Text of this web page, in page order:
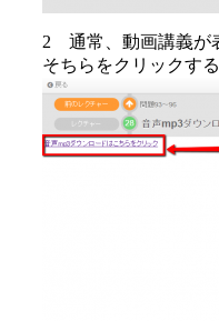
2 通常、動画講義が
そちらをクリックする